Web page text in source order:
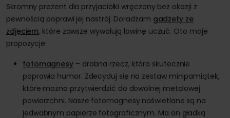
Skromny prezent dla przyjaciółki wręczony bez okazji z
pewnością poprawi jej nastrój. Doradzam gadżety ze
zdjęciem, które zawsze wywołują lawinę uczuć. Oto moje
propozycje:
fotomagnesy – drobna rzecz, która skutecznie
poprawia humor. Zdecyduj się na zestaw minipamiątek,
które można przytwierdzić do dowolnej metalowej
powierzchni. Nasze fotomagnesy naświetlane są na
jedwabnym papierze fotograficznym. Ma on gładką